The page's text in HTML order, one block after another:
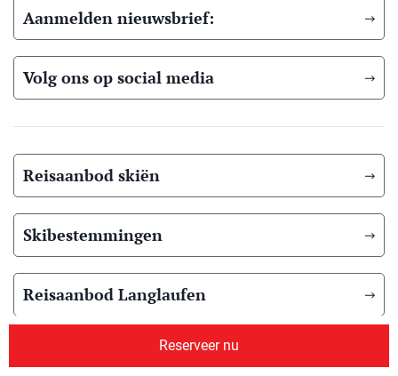
Reserveer nu
Aanmelden nieuwsbrief:
Volg ons op social media
Reisaanbod skiën
Skibestemmingen
Reisaanbod Langlaufen
Langlauf bestemmingen